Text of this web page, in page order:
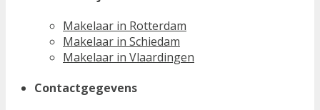
Makelaar in Rotterdam
Makelaar in Schiedam
Makelaar in Vlaardingen
Contactgegevens